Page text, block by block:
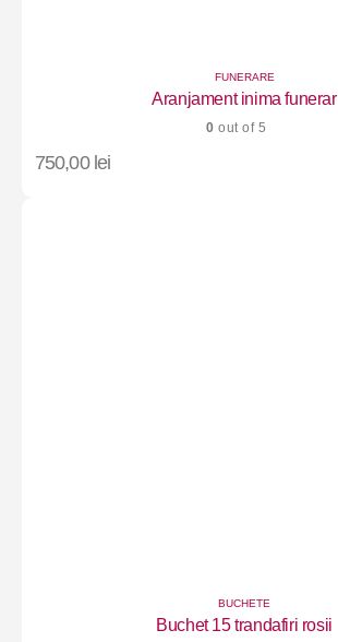
FUNERARE
Aranjament inima funerar
0 out of 5
750,00 lei
BUCHETE
Buchet 15 trandafiri rosii